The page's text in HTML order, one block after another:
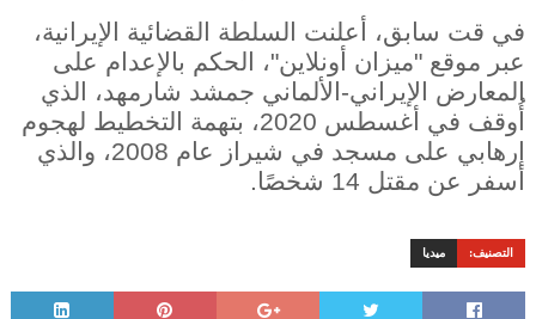
في قت سابق، أعلنت السلطة القضائية الإيرانية،
عبر موقع "ميزان أونلاين"، الحكم بالإعدام على
المعارض الإيراني-الألماني جمشد شارمهد، الذي
أُوقف في أغسطس 2020، بتهمة التخطيط لهجوم
إرهابي على مسجد في شيراز عام 2008، والذي
أسفر عن مقتل 14 شخصًا.
التصنيف: ميديا